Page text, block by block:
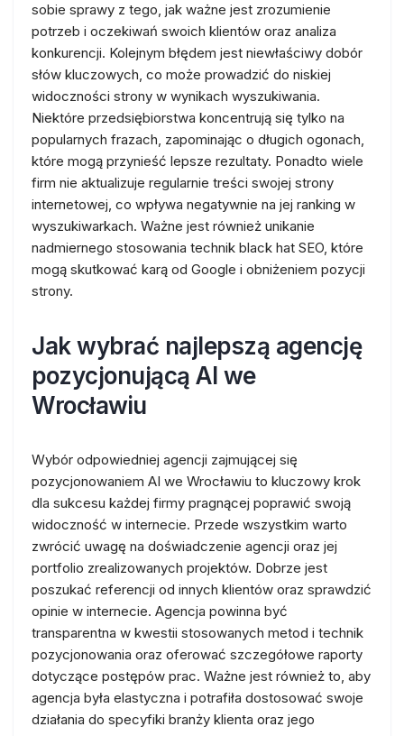
sobie sprawy z tego, jak ważne jest zrozumienie
potrzeb i oczekiwań swoich klientów oraz analiza
konkurencji. Kolejnym błędem jest niewłaściwy dobór
słów kluczowych, co może prowadzić do niskiej
widoczności strony w wynikach wyszukiwania.
Niektóre przedsiębiorstwa koncentrują się tylko na
popularnych frazach, zapominając o długich ogonach,
które mogą przynieść lepsze rezultaty. Ponadto wiele
firm nie aktualizuje regularnie treści swojej strony
internetowej, co wpływa negatywnie na jej ranking w
wyszukiwarkach. Ważne jest również unikanie
nadmiernego stosowania technik black hat SEO, które
mogą skutkować karą od Google i obniżeniem pozycji
strony.
Jak wybrać najlepszą agencję
pozycjonującą AI we
Wrocławiu
Wybór odpowiedniej agencji zajmującej się
pozycjonowaniem AI we Wrocławiu to kluczowy krok
dla sukcesu każdej firmy pragnącej poprawić swoją
widoczność w internecie. Przede wszystkim warto
zwrócić uwagę na doświadczenie agencji oraz jej
portfolio zrealizowanych projektów. Dobrze jest
poszukać referencji od innych klientów oraz sprawdzić
opinie w internecie. Agencja powinna być
transparentna w kwestii stosowanych metod i technik
pozycjonowania oraz oferować szczegółowe raporty
dotyczące postępów prac. Ważne jest również to, aby
agencja była elastyczna i potrafiła dostosować swoje
działania do specyfiki branży klienta oraz jego